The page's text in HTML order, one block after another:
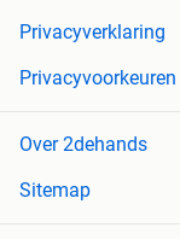
Privacyverklaring
Privacyvoorkeuren
Over 2dehands
Sitemap